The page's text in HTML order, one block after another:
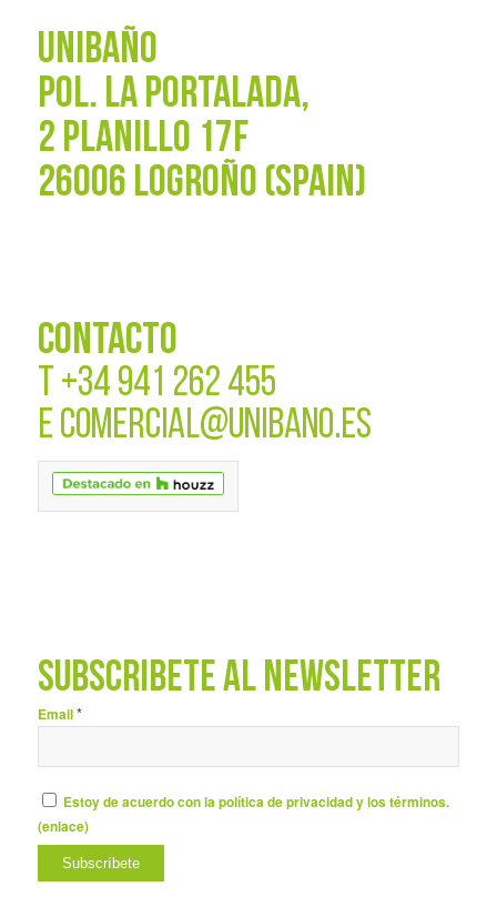
UNIBAÑO
POL. La Portalada,
2 PLANILLO 17F
26006 LOGROÑO (SPAIN)
CONTACTO
T +34 941 262 455
E COMERCIAL@UNIBANO.ES
SUBSCRÍBETE AL NEWSLETTER
Email*
Estoy de acuerdo con la política de privacidad y los términos.
(enlace)